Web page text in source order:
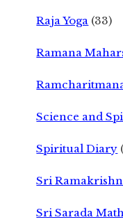
Raja Yoga (33)
Ramana
Science and
Spiritual Diary
Sri
Sri Sarada Math